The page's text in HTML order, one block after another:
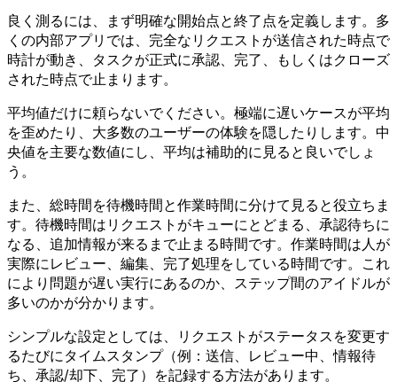
良く測るには、まず明確な開始点と終了点を定義します。多
くの内部アプリでは、完全なリクエストが送信された時点で
時計が動き、タスクが正式に承認、完了、もしくはクローズ
された時点で止まります。
平均値だけに頼らないでください。極端に遅いケースが平均
を歪めたり、大多数のユーザーの体験を隠したりします。中
央値を主要な数値にし、平均は補助的に見ると良いでしょ
う。
また、総時間を待機時間と作業時間に分けて見ると役立ちま
す。待機時間はリクエストがキューにとどまる、承認待ちに
なる、追加情報が来るまで止まる時間です。作業時間は人が
実際にレビュー、編集、完了処理をしている時間です。これ
により問題が遅い実行にあるのか、ステップ間のアイドルが
多いのかが分かります。
シンプルな設定としては、リクエストがステータスを変更す
るたびにタイムスタンプ（例：送信、レビュー中、情報待
ち、承認/却下、完了）を記録する方法があります。